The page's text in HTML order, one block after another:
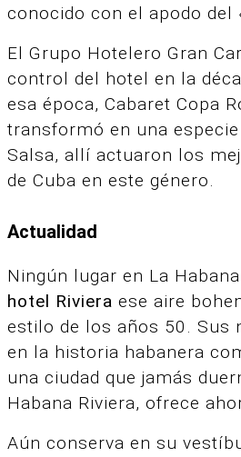
conocido con el apodo del
El Grupo Hotelero Gran
control del hotel en la
esa época, Cabaret Copa
transformó en una
Salsa, allí actuaron los
de Cuba en este género.
Actualidad
Ningún lugar en La
hotel Riviera ese aire
estilo de los años 50. Sus
en la historia habanera
una ciudad que jamás
Habana Riviera, ofrece
Aún conserva en su